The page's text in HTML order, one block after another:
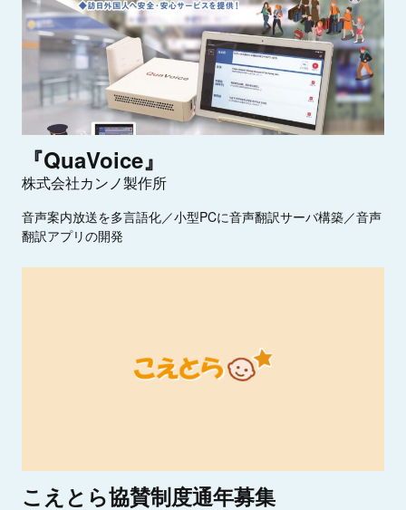
『QuaVoice』
株式会社カンノ製作所
音声案内放送を多言語化／小型PCに音声翻訳サーバ構築／音声
翻訳アプリの開発
こ え と ら協賛制度通年募集